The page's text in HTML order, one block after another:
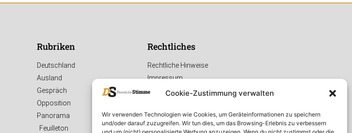
Cookie-Zustimmung verwalten
Wir verwenden Technologien wie Cookies, um Geräteinformationen zu speichern
und/oder darauf zuzugreifen. Wir tun dies, um das Browsing-Erlebnis zu verbessern
Rubriken
Deutschland
Ausland
Gespräch
Opposition
Panorama
Feuilleton
Rechtliches
Rechtliche Hinweise
Impressum
Datenschutzerklärung